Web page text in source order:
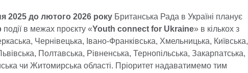
2025 до лютого 2026 року Британська Рада в Україні планує
події в межах проєкту «Youth connect for Ukraine» в кількох з
Чернівецька, Івано-Франківська, Хмельницька, Київська,
Полтавська, Рівненська, Тернопільська, Закарпатська,
чи Житомирська області. Пріоритет надаватимемо тим